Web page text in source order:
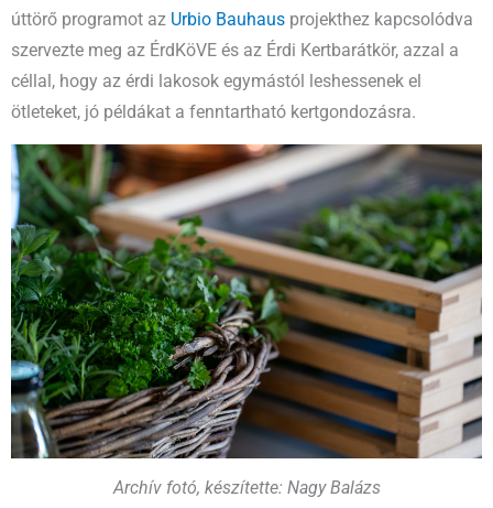
úttörő programot az Urbio Bauhaus projekthez kapcsolódva
szervezte meg az ÉrdKöVE és az Érdi Kertbarátkör, azzal a
céllal, hogy az érdi lakosok egymástól leshessenek el
ötleteket, jó példákat a fenntartható kertgondozásra.
Archív fotó, készítette: Nagy Balázs